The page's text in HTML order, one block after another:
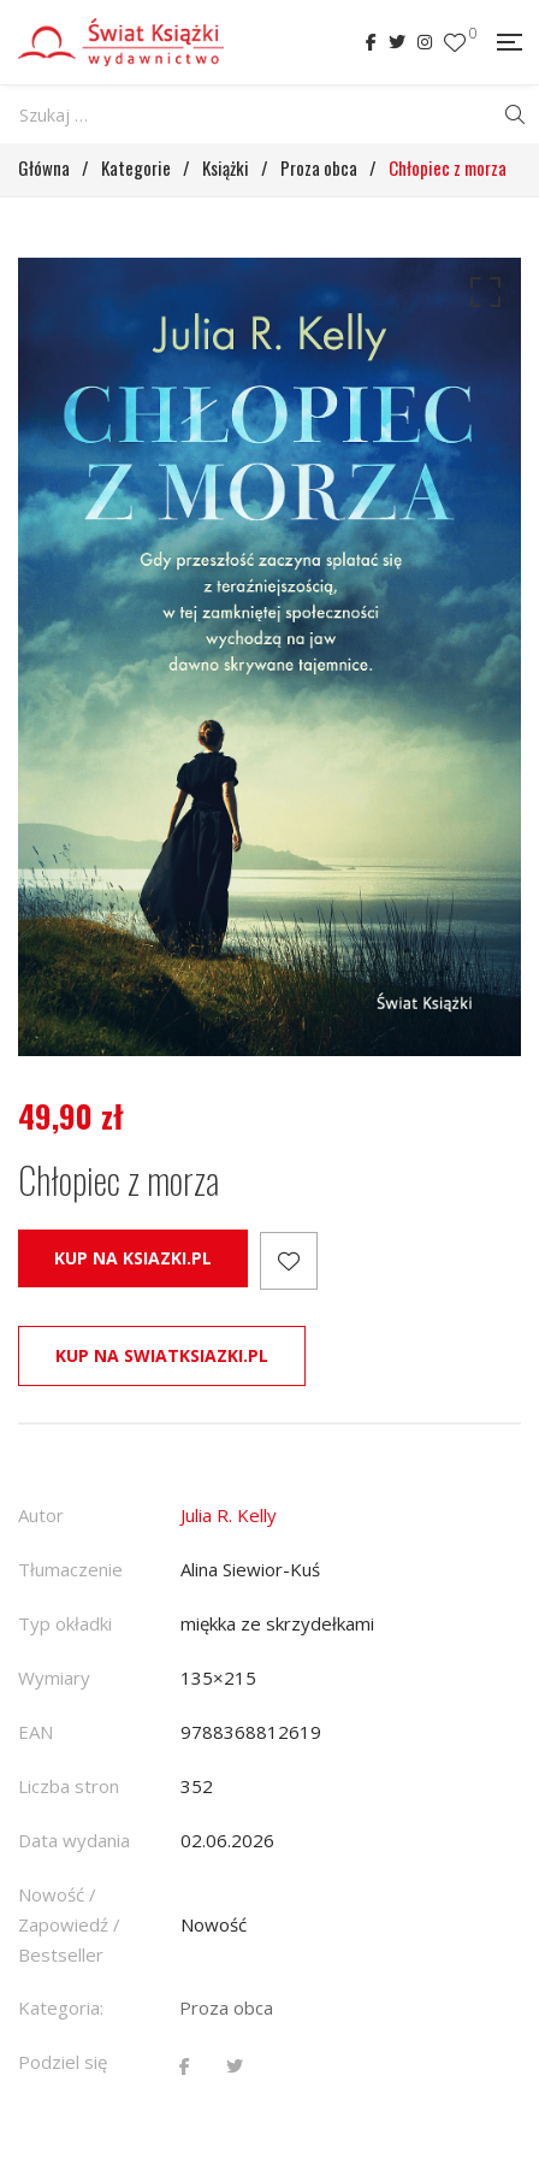
0
Główna / Kategorie / Książki / Proza obca / Chłopiec z morza
49,90 zł
Chłopiec z morza
KUP NA KSIAZKI.PL
KUP NA SWIATKSIAZKI.PL
Autor Julia R. Kelly
Tłumaczenie Alina Siewior-Kuś
Typ okładki miękka ze skrzydełkami
Wymiary 135×215
EAN 9788368812619
Liczba stron 352
Data wydania 02.06.2026
Nowość /
Zapowiedź /
Bestseller
Nowość
Kategoria: Proza obca
Podziel się